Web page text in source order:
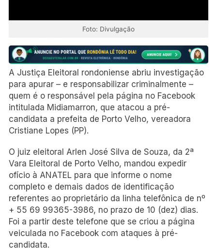
Foto: Divulgação
A Justiça Eleitoral rondoniense abriu investigação
para apurar – e responsabilizar criminalmente –
quem é o responsável pela página no Facebook
intitulada Midiamarron, que atacou a pré-
candidata a prefeita de Porto Velho, vereadora
Cristiane Lopes (PP).
O juiz eleitoral Arlen José Silva de Souza, da 2ª
Vara Eleitoral de Porto Velho, mandou expedir
ofício à ANATEL para que informe o nome
completo e demais dados de identificação
referentes ao proprietário da linha telefônica de nº
+ 55 69 99365-3986, no prazo de 10 (dez) dias.
Foi a partir deste telefone que se criou a página
veiculada no Facebook com ataques à pré-
candidata.